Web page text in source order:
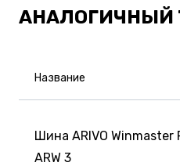
АНАЛОГИЧНЫЙ
Название
Шина ARIVO Winmaster
ARW 3